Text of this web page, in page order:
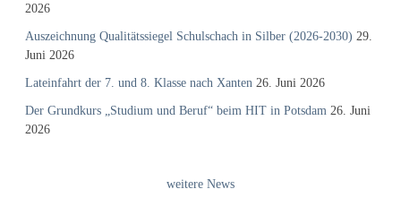
2026
Auszeichnung Qualitätssiegel Schulschach in Silber (2026-2030) 29.
Juni 2026
Lateinfahrt der 7. und 8. Klasse nach Xanten 26. Juni 2026
Der Grundkurs „Studium und Beruf“ beim HIT in Potsdam 26. Juni
2026
weitere News